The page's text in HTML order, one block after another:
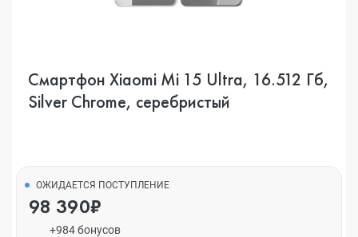
Смартфон Xiaomi Mi 15 Ultra, 16.512 Гб,
Silver Chrome, серебристый
ОЖИДАЕТСЯ ПОСТУПЛЕНИЕ
98 390₽
+984 бонусов